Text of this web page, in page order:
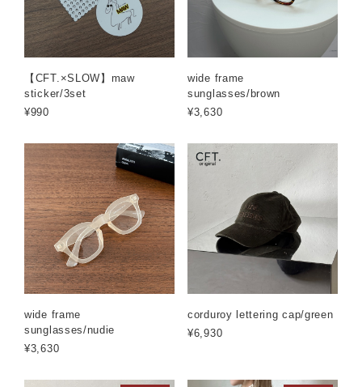
【CFT.×SLOW】maw
sticker/3set
¥990
wide frame
sunglasses/brown
¥3,630
wide frame
sunglasses/nudie
¥3,630
corduroy lettering cap/green
¥6,930